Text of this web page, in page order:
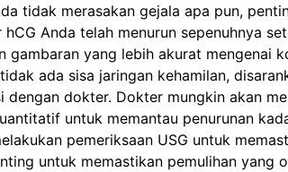
tidak merasakan gejala apa pun,
hCG Anda telah menurun sepenuhnya
gambaran yang lebih akurat mengenai
ada sisa jaringan kehamilan,
dengan dokter. Dokter mungkin akan
untuk memantau penurunan
pemeriksaan USG untuk
untuk memastikan pemulihan yang